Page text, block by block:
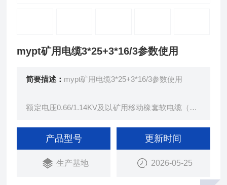
mypt矿用电缆3*25+3*16/3参数使用
简要描述： mypt矿用电缆3*25+3*16/3参数使用
额定电压0.66/1.14KV及以矿用移动橡套软电缆（GB
本产品适用于额定电压0.66/1.14KV及以下移动设备
用铜芯橡皮护套软电缆
产品型号
生产基地
更新时间
2026-05-25